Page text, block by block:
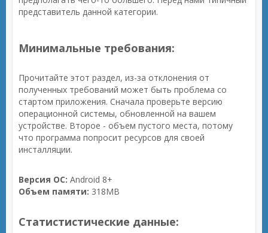
представитель данной категории.
Минимальные требования:
Прочитайте этот раздел, из-за отклонения от
полученных требований может быть проблема со
стартом приложения. Сначала проверьте версию
операционной системы, обновленной на вашем
устройстве. Второе - объем пустого места, потому
что программа попросит ресурсов для своей
инсталляции.
Версия ОС: Android 8+
Объем памяти: 318MB
Статистистические данные: